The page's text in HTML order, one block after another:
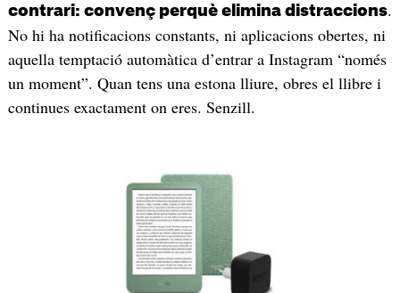
contrari: convenç perquè elimina distraccions.
No hi ha notificacions constants, ni aplicacions obertes, ni
aquella temptació automàtica d’entrar a Instagram “només
un moment”. Quan tens una estona lliure, obres el llibre i
continues exactament on eres. Senzill.